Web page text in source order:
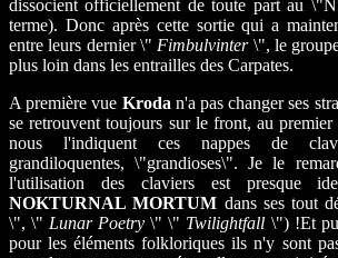
dissocient officiellement de toute part au
terme). Donc après cette sortie qui a
entre leurs dernier \" Fimbulvinter\", le
plus loin dans les entrailles des Carpates.
A première vue Kroda n'a pas changer ses
se retrouvent toujours sur le front, au
nous l'indiquent ces nappes de
grandiloquentes, \"grandioses\". Je le
l'utilisation des claviers est presque
NOKTURNAL MORTUM dans ses tout
\", \" Lunar Poetry \" \" Twilightfall \") !Et
pour les éléments folkloriques ils n'y sont